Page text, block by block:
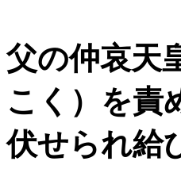
父の仲哀天
こく）を責
伏せられ給